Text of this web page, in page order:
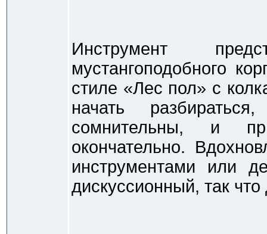
Инструмент
мустангоподобного
стиле «Лес пол» с
начать
сомнительны, и
окончательно.
инструментами или
дискуссионный, так